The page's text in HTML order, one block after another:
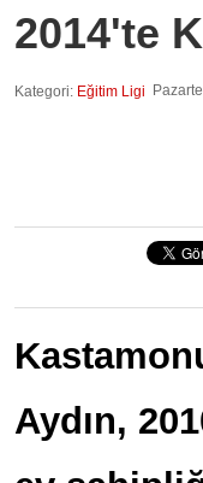
2014'te
Kategori: Eğitim Ligi
Aydın,